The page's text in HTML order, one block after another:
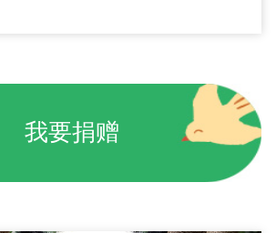
我要捐赠